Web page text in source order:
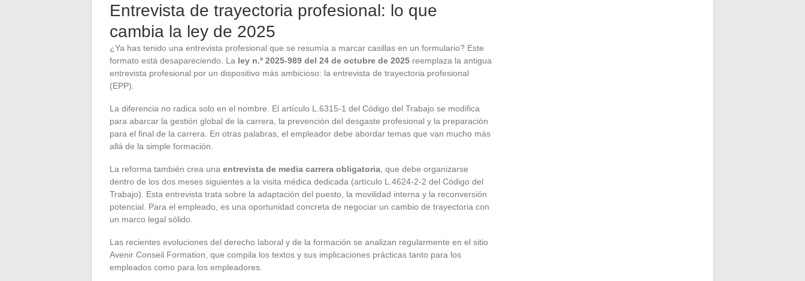
Entrevista de trayectoria profesional: lo que
cambia la ley de 2025
¿Ya has tenido una entrevista profesional que se resumía a marcar casillas en un formulario? Este
formato está desapareciendo. La ley n.º 2025-989 del 24 de octubre de 2025 reemplaza la antigua
entrevista profesional por un dispositivo más ambicioso: la entrevista de trayectoria profesional
(EPP).
La diferencia no radica solo en el nombre. El artículo L.6315-1 del Código del Trabajo se modifica
para abarcar la gestión global de la carrera, la prevención del desgaste profesional y la preparación
para el final de la carrera. En otras palabras, el empleador debe abordar temas que van mucho más
allá de la simple formación.
La reforma también crea una entrevista de media carrera obligatoria , que debe organizarse
dentro de los dos meses siguientes a la visita médica dedicada (artículo L.4624-2-2 del Código del
Trabajo). Esta entrevista trata sobre la adaptación del puesto, la movilidad interna y la reconversión
potencial. Para el empleado, es una oportunidad concreta de negociar un cambio de trayectoria con
un marco legal sólido.
Las recientes evoluciones del derecho laboral y de la formación se analizan regularmente en el sitio
Avenir Conseil Formation, que compila los textos y sus implicaciones prácticas tanto para los
empleados como para los empleadores.